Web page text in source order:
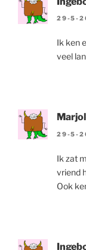
29-5-
Ik ken
veel
29-5-
Ik zat
vriend
Ook